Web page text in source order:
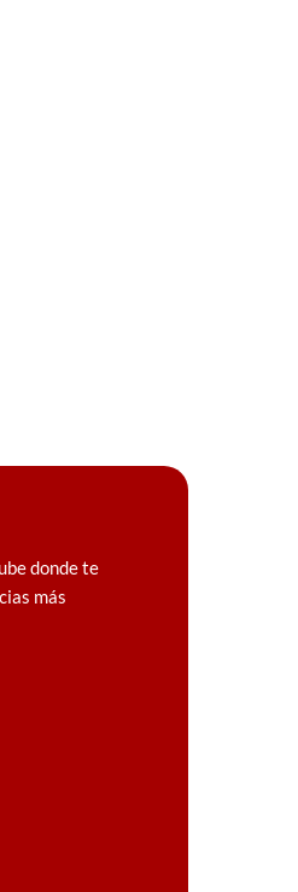
donde te
más